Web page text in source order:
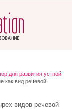
для развития устной
как вид речевой
видов речевой